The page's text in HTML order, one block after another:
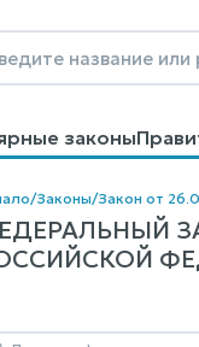
законы
Образцы
/Законы/Закон от